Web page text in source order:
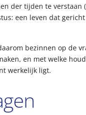
der tijden te
een leven dat
bezinnen op de
en met welke
werkelijk ligt.